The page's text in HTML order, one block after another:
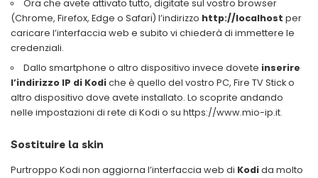
Ora che avete attivato tutto, digitate sul vostro browser
(Chrome, Firefox, Edge o Safari) l’indirizzo http://localhost per
caricare l’interfaccia web e subito vi chiederà di immettere le
credenziali.
Dallo smartphone o altro dispositivo invece dovete inserire
l’indirizzo IP di Kodiche è quello del vostro PC, Fire TV Stick o
altro dispositivo dove avete installato. Lo scoprite andando
nelle impostazioni di rete di Kodi o su https://www.mio-ip.it.
Sostituire la skin
Purtroppo Kodi non aggiorna l’interfaccia web di Kodida molto